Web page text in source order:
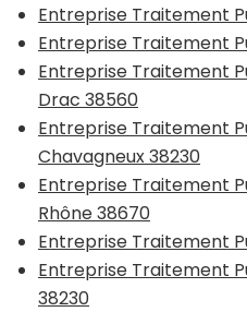
Entreprise Traitement
Entreprise Traitement
Entreprise Traitement
Drac 38560
Entreprise Traitement
Chavagneux 38230
Entreprise Traitement
Rhône 38670
Entreprise Traitement
Entreprise Traitement
38230